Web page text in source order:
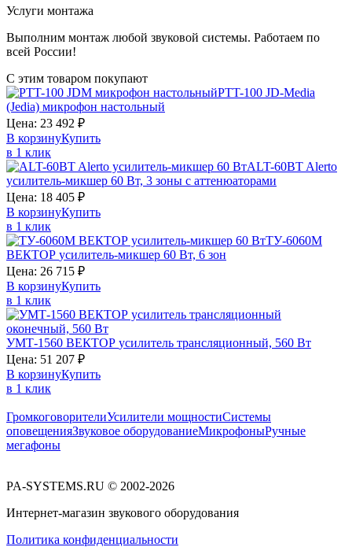
Услуги монтажа
Выполним монтаж любой звуковой системы. Работаем по
всей России!
С этим товаром покупают
PTT-100 JD-Media
(Jedia) микрофон настольный
Цена: 23 492 ₽
В корзинуКупить
в 1 клик
ALT-60BT Alerto
усилитель-микшер 60 Вт, 3 зоны с аттенюаторами
Цена: 18 405 ₽
В корзинуКупить
в 1 клик
ТУ-6060М
ВЕКТОР усилитель-микшер 60 Вт, 6 зон
Цена: 26 715 ₽
В корзинуКупить
в 1 клик
УМТ-1560 ВЕКТОР усилитель трансляционный, 560 Вт
Цена: 51 207 ₽
В корзинуКупить
в 1 клик
ГромкоговорителиУсилители мощностиСистемы
оповещенияЗвуковое оборудованиеМикрофоныРучные
мегафоны
PA-SYSTEMS.RU © 2002-2026
Интернет-магазин звукового оборудования
Политика конфиденциальности